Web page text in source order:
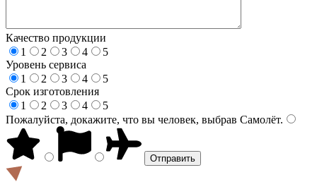
Качество продукции
1
2 3 4
5
Уровень сервиса
1
2 3 4
5
Срок изготовления
1
2 3 4
5
Пожалуйста, докажите, что вы человек, выбрав Самолёт.